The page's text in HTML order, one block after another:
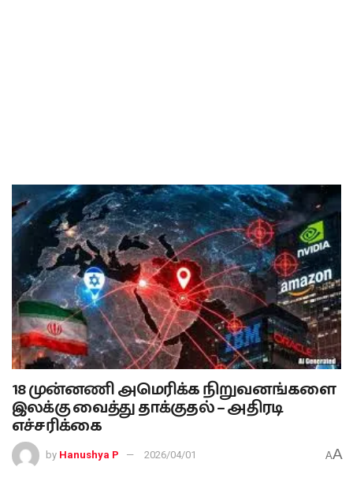
18 முன்னணி அமெரிக்க நிறுவனங்களை
இலக்கு வைத்து தாக்குதல் – அதிரடி
எச்சரிக்கை
by Hanushya P 2026/04/01 AA